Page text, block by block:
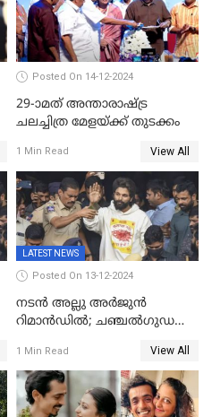
സാരംഗ്
Posted On 14-12-2024
29-ാമത് അന്താരാഷ്‌ട്ര
ചലച്ചിത്ര മേളയ്‌ക്ക് തുടക്കം
1 Min Read View All
LATEST NEWS
Posted On 13-12-2024
നടൻ അല്ലു അർജുൻ
റിമാൻഡിൽ; ചഞ്ചൽഗുഡ
1 Min Read View All